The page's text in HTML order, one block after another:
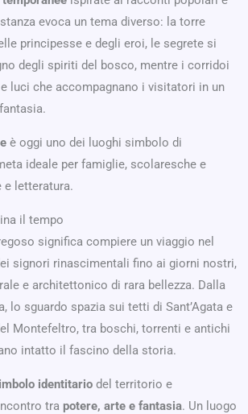
evoca un tema diverso: la torre
principesse e degli eroi, le segrete si
degli spiriti del bosco, mentre i corridoi
luci che accompagnano i visitatori in un
è oggi uno dei luoghi simbolo di
ideale per famiglie, scolaresche e
e letteratura.
il tempo
significa compiere un viaggio nel
signori rinascimentali fino ai giorni nostri,
e architettonico di rara bellezza. Dalla
lo sguardo spazia sui tetti di Sant’Agata e
Montefeltro, tra boschi, torrenti e antichi
intatto il fascino della storia.
identitario del territorio e
tra potere, arte e fantasia. Un luogo